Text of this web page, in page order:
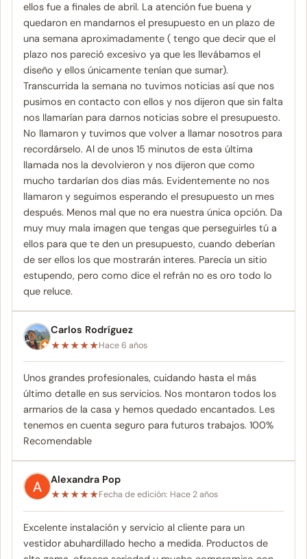
ellos fue a finales de abril. La atención fue buena y
quedaron en mandarnos el presupuesto en un plazo de
una semana aproximadamente ( tengo que decir que el
plazo nos pareció excesivo ya que les llevábamos el
diseño y ellos únicamente tenían que sumar).
Transcurrida la semana no tuvimos noticias así que nos
pusimos en contacto con ellos y nos dijeron que sin falta
nos llamarían para darnos noticias sobre el presupuesto.
No llamaron y tuvimos que volver a llamar nosotros para
recordárselo. Al de unos 15 minutos de esta última
llamada nos la devolvieron y nos dijeron que como
mucho tardarían dos dias más. Evidentemente no nos
llamaron y seguimos esperando el presupuesto un mes
después. Menos mal que no era nuestra única opción. Da
muy muy mala imagen que tengas que perseguirles tú a
ellos para que te den un presupuesto, cuando deberían
de ser ellos los que mostrarán interes. Parecía un sitio
estupendo, pero como dice el refrán no es oro todo lo
que reluce.
Carlos Rodríguez
★★★★★Hace 6 años
Unos grandes profesionales, cuidando hasta el más
último detalle en sus servicios. Nos montaron todos los
armarios de la casa y hemos quedado encantados. Les
tenemos en cuenta seguro para futuros trabajos. 100%
Recomendable
Alexandra Pop
★★★★★Fecha de edición: Hace 2 años
Excelente instalación y servicio al cliente para un
vestidor abuhardillado hecho a medida. Productos de